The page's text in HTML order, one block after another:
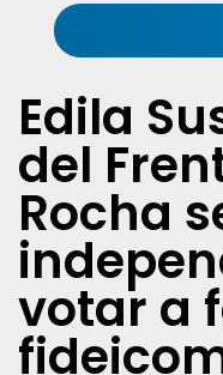
Edila
del
Rocha
votar a